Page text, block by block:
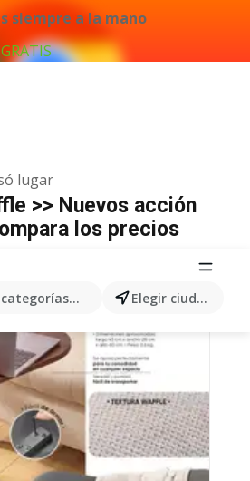
siempre a la mano
lugar
productos... Elegir ciudad
>> Nuevos acción
los precios